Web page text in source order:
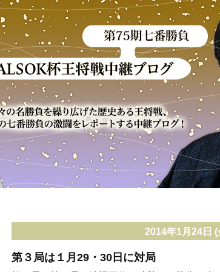
2014年1月24日 (
第３局は１月29・30日に対局